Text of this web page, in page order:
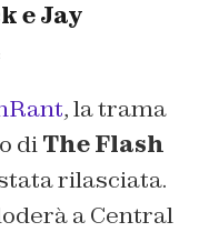
e Jay
, la trama
diThe Flash
stata rilasciata.
a Central